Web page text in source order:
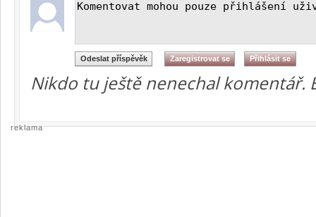
Nikdo tu ještě nenechal komentář.
reklama